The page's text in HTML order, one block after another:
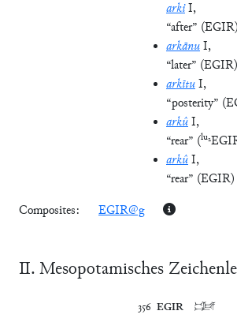
arkiI,
“after” (EGIR)
arkānuI,
“later” (EGIR)
arkītuI,
“posterity” (
arkûI,
“rear” (lu₂
arkûI,
“rear” (EGIR)
Composites:
EGIR@g
Ⅱ. Mesopotamisches
EGIR
	𒂕